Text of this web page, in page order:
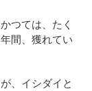
つては、たく
間、獲れてい
、イシダイと